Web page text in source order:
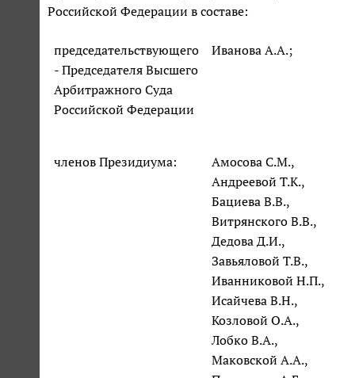
Российской Федерации в составе:
председательствующего
- Председателя Высшего
Арбитражного Суда
Российской Федерации
Иванова А.А.;
членов Президиума:
Амосова С.М.,
Андреевой Т.К.,
Бациева В.В.,
Витрянского В.В.,
Дедова Д.И.,
Завьяловой Т.В.,
Иванниковой Н.П.,
Исайчева В.Н.,
Козловой О.А.,
Лобко В.А.,
Маковской А.А.,